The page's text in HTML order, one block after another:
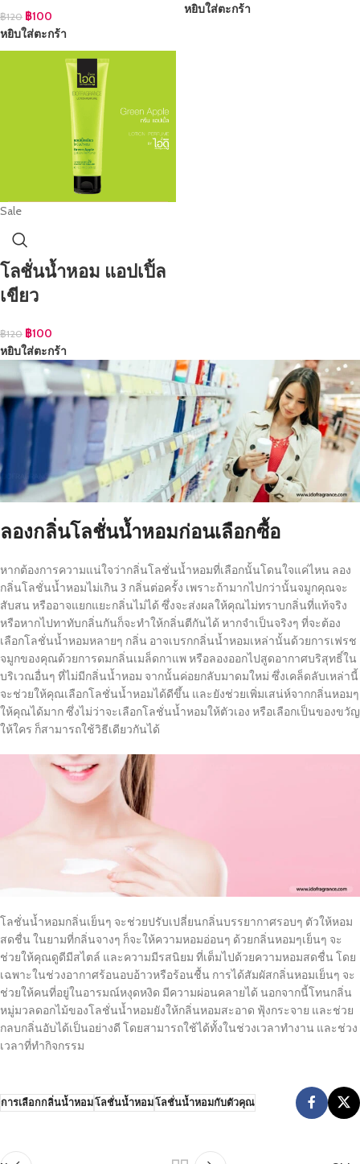
฿120 ฿100
หยิบใส่ตะกร้า
หยิบใส่ตะกร้า
Sale
โลชั่นน้ำหอม แอปเปิ้ล
เขียว
฿120 ฿100
หยิบใส่ตะกร้า
ลองกลิ่นโลชั่นน้ำหอมก่อนเลือกซื้อ
หากต้องการความแน่ใจว่ากลิ่นโลชั่นน้ำหอมที่เลือกนั้นโดนใจแค่ไหน ลอง
กลิ่นโลชั่นน้ำหอมไม่เกิน 3 กลิ่นต่อครั้ง เพราะถ้ามากไปกว่านั้นจมูกคุณจะ
สับสน หรืออาจแยกแยะกลิ่นไม่ได้ ซึ่งจะส่งผลให้คุณไม่ทราบกลิ่นที่แท้จริง
หรือหากไปทาทับกลิ่นกันก็จะทำให้กลิ่นตีกันได้ หากจำเป็นจริงๆ ที่จะต้อง
เลือกโลชั่นน้ำหอมหลายๆ กลิ่น อาจเบรกกลิ่นน้ำหอมเหล่านั้นด้วยการเฟรช
จมูกของคุณด้วยการดมกลิ่นเมล็ดกาแพ หรือลองออกไปสูดอากาศบริสุทธิ์ใน
บริเวณอื่นๆ ที่ไม่มีกลิ่นน้ำหอม จากนั้นค่อยกลับมาดมใหม่ ซึ่งเคล็ดลับเหล่านี้
จะช่วยให้คุณเลือกโลชั่นน้ำหอมได้ดีขึ้น และยังช่วยเพิ่มเสน่ห์จากกลิ่นหอมๆ
ให้คุณได้มาก ซึ่งไม่ว่าจะเลือกโลชั่นน้ำหอมให้ตัวเอง หรือเลือกเป็นของขวัญ
ให้ใคร ก็สามารถใช้วิธีเดียวกันได้
โลชั่นน้ำหอมกลิ่นเย็นๆ จะช่วยปรับเปลี่ยนกลิ่นบรรยากาศรอบๆ ตัวให้หอม
สดชื่น ในยามที่กลิ่นจางๆ ก็จะให้ความหอมอ่อนๆ ด้วยกลิ่นหอมๆเย็นๆ จะ
ช่วยให้คุณดูดีมีสไตล์ และความมีรสนิยม ที่เต็มไปด้วยความหอมสดชื่น โดย
เฉพาะในช่วงอากาศร้อนอบอ้าวหรือร้อนชื้น การได้สัมผัสกลิ่นหอมเย็นๆ จะ
ช่วยให้คนที่อยู่ในอารมณ์หงุดหงิด มีความผ่อนคลายได้ นอกจากนี้โทนกลิ่น
หมู่มวลดอกไม้ของโลชั่นน้ำหอมยังให้กลิ่นหอมสะอาด ฟุ้งกระจาย และช่วย
กลบกลิ่นอับได้เป็นอย่างดี โดยสามารถใช้ได้ทั้งในช่วงเวลาทำงาน และช่วง
เวลาที่ทำกิจกรรม
การเลือกกลิ่นน้ำหอมโลชั่นน้ำหอมโลชั่นน้ำหอมกับตัวคุณ